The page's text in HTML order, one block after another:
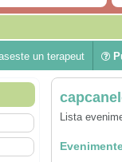
un terapeut
Lista